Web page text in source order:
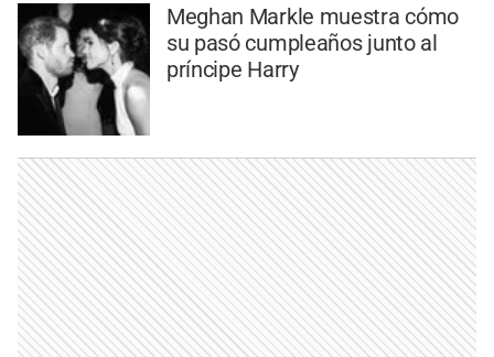
Meghan Markle muestra cómo
su pasó cumpleaños junto al
príncipe Harry